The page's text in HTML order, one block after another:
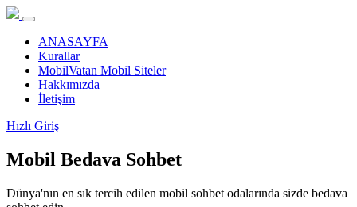
ANASAYFA
Kurallar
MobilVatan Mobil Siteler
Hakkımızda
İletişim
Hızlı Giriş
Mobil Bedava Sohbet
Dünya'nın en sık tercih edilen mobil sohbet odalarında sizde bedava